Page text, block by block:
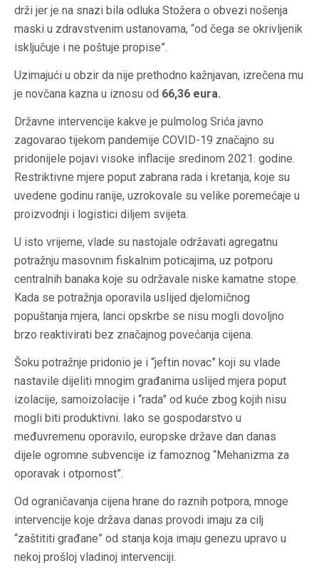
drži jer je na snazi bila odluka Stožera o obvezi nošenja
maski u zdravstvenim ustanovama, “od čega se okrivljenik
isključuje i ne poštuje propise”.
Uzimajući u obzir da nije prethodno kažnjavan, izrečena mu
je novčana kazna u iznosu od 66,36 eura.
Državne intervencije kakve je pulmolog Srića javno
zagovarao tijekom pandemije COVID-19 značajno su
pridonijele pojavi visoke inflacije sredinom 2021. godine.
Restriktivne mjere poput zabrana rada i kretanja, koje su
uvedene godinu ranije, uzrokovale su velike poremećaje u
proizvodnji i logistici diljem svijeta.
U isto vrijeme, vlade su nastojale održavati agregatnu
potražnju masovnim fiskalnim poticajima, uz potporu
centralnih banaka koje su održavale niske kamatne stope.
Kada se potražnja oporavila uslijed djelomičnog
popuštanja mjera, lanci opskrbe se nisu mogli dovoljno
brzo reaktivirati bez značajnog povećanja cijena.
Šoku potražnje pridonio je i “jeftin novac” koji su vlade
nastavile dijeliti mnogim građanima uslijed mjera poput
izolacije, samoizolacije i “rada” od kuće zbog kojih nisu
mogli biti produktivni. Iako se gospodarstvo u
međuvremenu oporavilo, europske države dan danas
dijele ogromne subvencije iz famoznog “Mehanizma za
oporavak i otpornost”.
Od ograničavanja cijena hrane do raznih potpora, mnoge
intervencije koje država danas provodi imaju za cilj
“zaštititi građane” od stanja koja imaju genezu upravo u
nekoj prošloj vladinoj intervenciji.